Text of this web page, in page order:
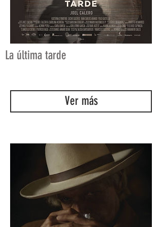
La última tarde
Ver más